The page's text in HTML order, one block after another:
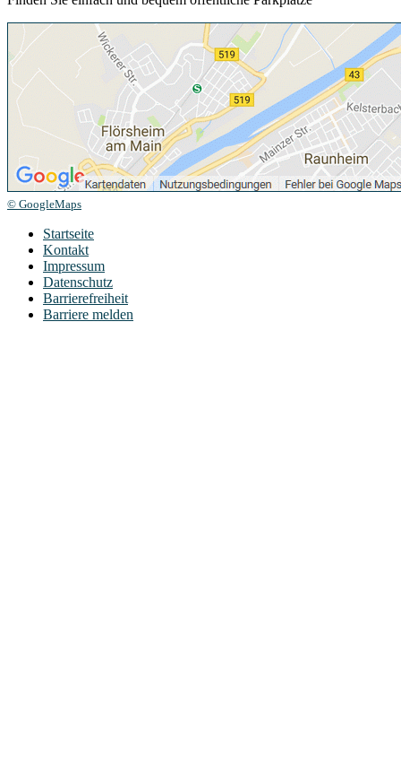
© GoogleMaps
Startseite
Kontakt
Impressum
Datenschutz
Barrierefreiheit
Barriere melden